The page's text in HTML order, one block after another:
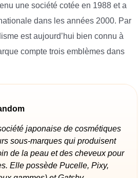
une société cotée en 1988 et a
dans les années 2000. Par
est aujourd’hui bien connu à
compte trois emblèmes dans
japonaise de cosmétiques
sous-marques qui produisent
de la peau et des cheveux pour
Elle possède Pucelle, Pixy,